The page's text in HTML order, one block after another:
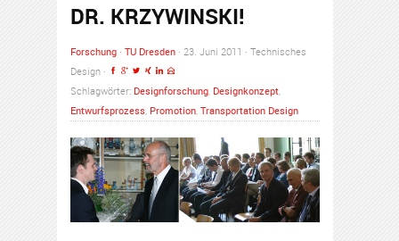
DR. KRZYWINSKI!
Forschung · TU Dresden · 23. Juni 2011 · Technisches
Design ·
Schlagwörter: Designforschung Designkonzept
Entwurfsprozess Promotion Transportation Design